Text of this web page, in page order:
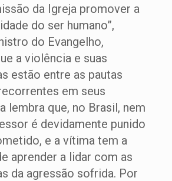
da Igreja promover a
do ser humano”,
do Evangelho,
a violência e suas
estão entre as pautas
em seus
lembra que, no Brasil, nem
é devidamente punido
e a vítima tem a
aprender a lidar com as
da agressão sofrida. Por